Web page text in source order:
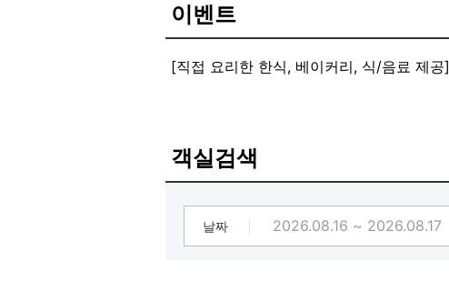
이벤트
[직접 요리한 한식, 베이커리, 식/음료 제공]
객실검색
날짜